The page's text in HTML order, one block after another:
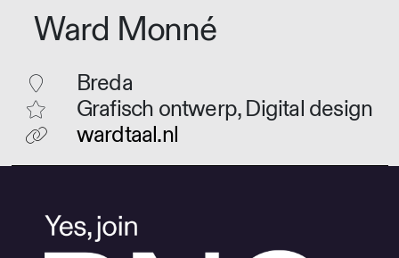
Ward Monné
Breda
Grafisch ontwerp, Digital design
wardtaal.nl